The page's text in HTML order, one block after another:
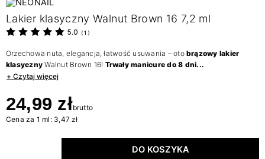
Lakier klasyczny Walnut Brown 16 7,2 ml
5.0 ( 1 )
Orzechowa nuta, elegancja, łatwość usuwania – oto brązowy lakier
klasyczny Walnut Brown 16! Trwały manicure do 8 dni...
+ Czytaj więcej
24,99 złbrutto
Cena za 1 ml: 3,47 zł
DO KOSZYKA